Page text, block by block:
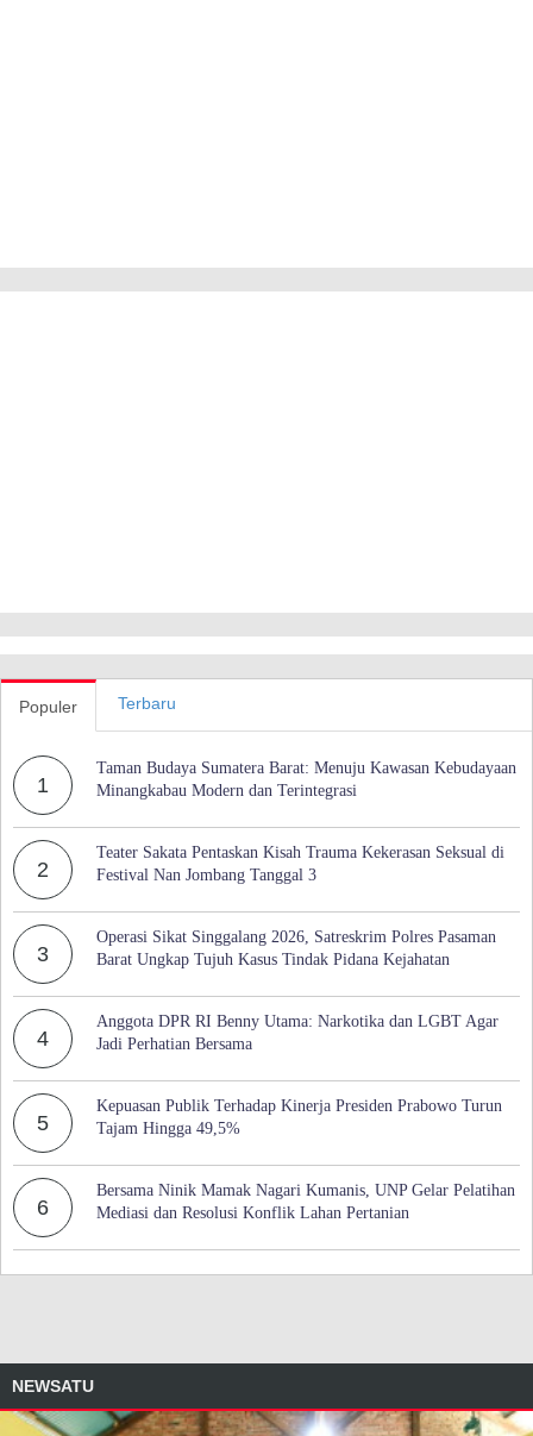
Populer Terbaru
1
Taman Budaya Sumatera Barat: Menuju Kawasan Kebudayaan
Minangkabau Modern dan Terintegrasi
2
Teater Sakata Pentaskan Kisah Trauma Kekerasan Seksual di
Festival Nan Jombang Tanggal 3
3
Operasi Sikat Singgalang 2026, Satreskrim Polres Pasaman
Barat Ungkap Tujuh Kasus Tindak Pidana Kejahatan
4
Anggota DPR RI Benny Utama: Narkotika dan LGBT Agar
Jadi Perhatian Bersama
5
Kepuasan Publik Terhadap Kinerja Presiden Prabowo Turun
Tajam Hingga 49,5%
6
Bersama Ninik Mamak Nagari Kumanis, UNP Gelar Pelatihan
Mediasi dan Resolusi Konflik Lahan Pertanian
NEWSATU